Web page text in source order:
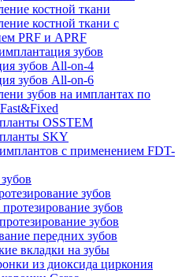
костной ткани
костной ткани с
PRF и APRF
зубов
зубов All-on-4
зубов All-on-6
зубов на имплантах по
OSSTEM
SKY
с применением FDT-
зубов
зубов
зубов
передних зубов
вкладки на зубы
из диоксида циркония